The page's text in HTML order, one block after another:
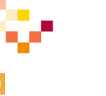
INSTAGRAM